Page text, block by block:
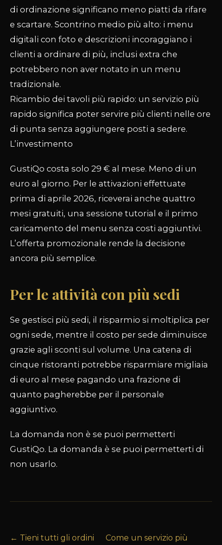
di ordinazione significano meno piatti da rifare
e scartare. Scontrino medio più alto: i menu
digitali con foto e descrizioni incoraggiano i
clienti a ordinare di più, inclusi extra che
potrebbero non aver notato in un menu
tradizionale.
Ricambio dei tavoli più rapido: un servizio più
rapido significa poter servire più clienti nelle ore
di punta senza aggiungere posti a sedere.
L’investimento
GustiQo costa solo 29 € al mese. Meno di un
euro al giorno. Per le attivazioni effettuate
prima di aprile 2026, riceverai anche quattro
mesi gratuiti, una sessione tutorial e il primo
caricamento del menu senza costi aggiuntivi.
L’offerta promozionale rende la decisione
ancora più semplice.
Per le attività con più sedi
Se gestisci più sedi, il risparmio si moltiplica per
ogni sede, mentre il costo per sede diminuisce
grazie agli sconti sul volume. Una catena di
cinque ristoranti potrebbe risparmiare migliaia
di euro al mese pagando una frazione di
quanto pagherebbe per il personale
aggiuntivo.
La domanda non è se puoi permetterti
GustiQo. La domanda è se puoi permetterti di
non usarlo.
← Tieni tutti gli ordini
Come un servizio più